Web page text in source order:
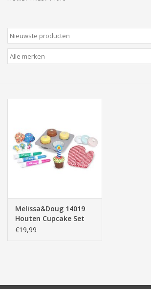
Wenskaarten
Zeeuws/Streek
Elektra
Speelgoed & hobby
Cadeau & feest
Melissa&Doug 14019
Houten Cupcake Set
€19,99